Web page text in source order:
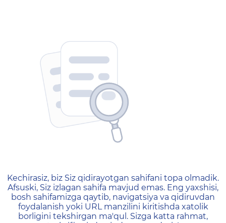
404 — Страница не
Kechirasiz, biz Siz qidirayotgan sahifani topa olmadik.
Afsuski, Siz izlagan sahifa mavjud emas. Eng yaxshisi,
bosh sahifamizga qaytib, navigatsiya va qidiruvdan
foydalanish yoki URL manzilini kiritishda xatolik
borligini tekshirgan ma'qul. Sizga katta rahmat,